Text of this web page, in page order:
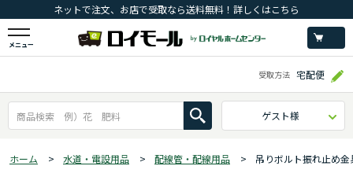
ネットで注文、お店で受取なら送料無料！詳しくはこちら
メニュー
受取方法 宅配便
ゲスト様
ホーム > 水道・電設用品 > 配線管・配線用品 > 吊りボルト振れ止め